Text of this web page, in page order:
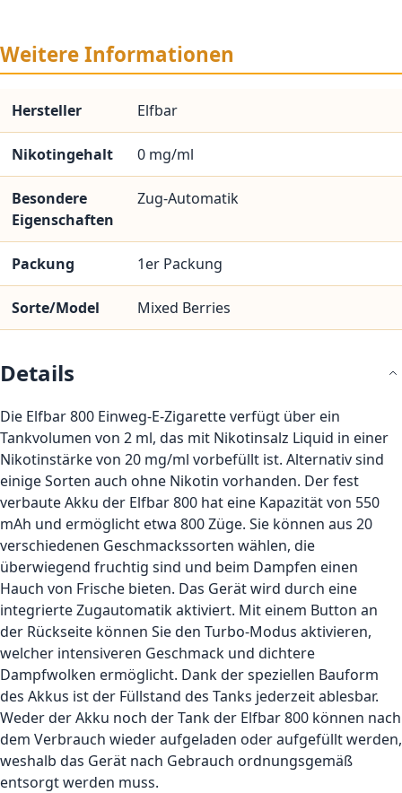
Weitere Informationen
Hersteller Elfbar
Nikotingehalt 0 mg/ml
Besondere
Eigenschaften
Zug-Automatik
Packung 1er Packung
Sorte/Model Mixed Berries
Details
Die Elfbar 800 Einweg-E-Zigarette verfügt über ein
Tankvolumen von 2 ml, das mit Nikotinsalz Liquid in einer
Nikotinstärke von 20 mg/ml vorbefüllt ist. Alternativ sind
einige Sorten auch ohne Nikotin vorhanden. Der fest
verbaute Akku der Elfbar 800 hat eine Kapazität von 550
mAh und ermöglicht etwa 800 Züge. Sie können aus 20
verschiedenen Geschmackssorten wählen, die
überwiegend fruchtig sind und beim Dampfen einen
Hauch von Frische bieten. Das Gerät wird durch eine
integrierte Zugautomatik aktiviert. Mit einem Button an
der Rückseite können Sie den Turbo-Modus aktivieren,
welcher intensiveren Geschmack und dichtere
Dampfwolken ermöglicht. Dank der speziellen Bauform
des Akkus ist der Füllstand des Tanks jederzeit ablesbar.
Weder der Akku noch der Tank der Elfbar 800 können nach
dem Verbrauch wieder aufgeladen oder aufgefüllt werden,
weshalb das Gerät nach Gebrauch ordnungsgemäß
entsorgt werden muss.